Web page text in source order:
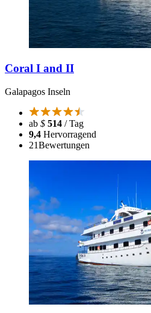
Coral I and II
Galapagos Inseln
ab $ 514 / Tag
9,4 Hervorragend
21Bewertungen